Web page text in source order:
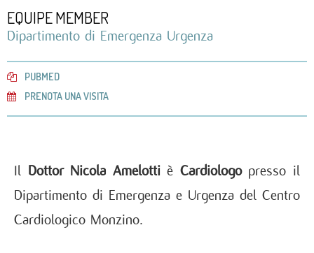
EQUIPE MEMBER
Dipartimento di Emergenza Urgenza
PUBMED
PRENOTA UNA VISITA
Il Dottor Nicola Amelottiè Cardiologopresso il
Dipartimento di Emergenza e Urgenza del Centro
Cardiologico Monzino.